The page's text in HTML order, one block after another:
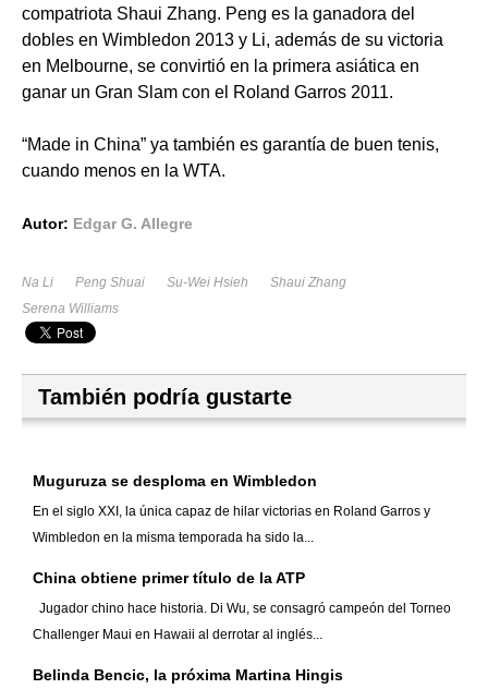
compatriota Shaui Zhang. Peng es la ganadora del
dobles en Wimbledon 2013 y Li, además de su victoria
en Melbourne, se convirtió en la primera asiática en
ganar un Gran Slam con el Roland Garros 2011.
“Made in China” ya también es garantía de buen tenis,
cuando menos en la WTA.
Autor: Edgar G. Allegre
Na Li Peng Shuai Su-Wei Hsieh
Shaui Zhang
Serena Williams
También podría gustarte
Muguruza se desploma en Wimbledon
En el siglo XXI, la única capaz de hilar victorias en Roland Garros y
Wimbledon en la misma temporada ha sido la...
China obtiene primer título de la ATP
Jugador chino hace historia. Di Wu, se consagró campeón del Torneo
Challenger Maui en Hawaii al derrotar al inglés...
Belinda Bencic, la próxima Martina Hingis